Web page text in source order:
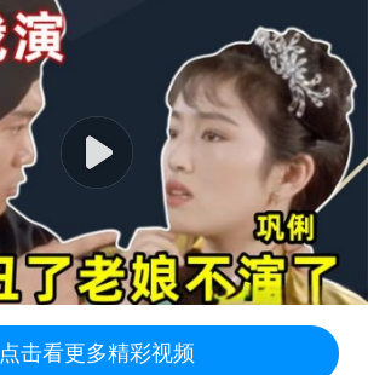
点击看更多精彩视频